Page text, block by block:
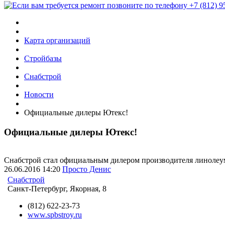
Карта организаций
Стройбазы
Снабстрой
Новости
Официальные дилеры Ютекс!
Официальные дилеры Ютекс!
Снабстрой стал официальным дилером производителя
26.06.2016 14:20 Просто Денис
Снабстрой
Санкт-Петербург, Якорная, 8
(812) 622-23-73
www.spbstroy.ru